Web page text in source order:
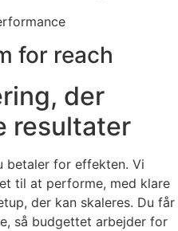
for reach
der
resultater
betaler for effekten. Vi
til at performe, med klare
der kan skaleres. Du får
så budgettet arbejder for